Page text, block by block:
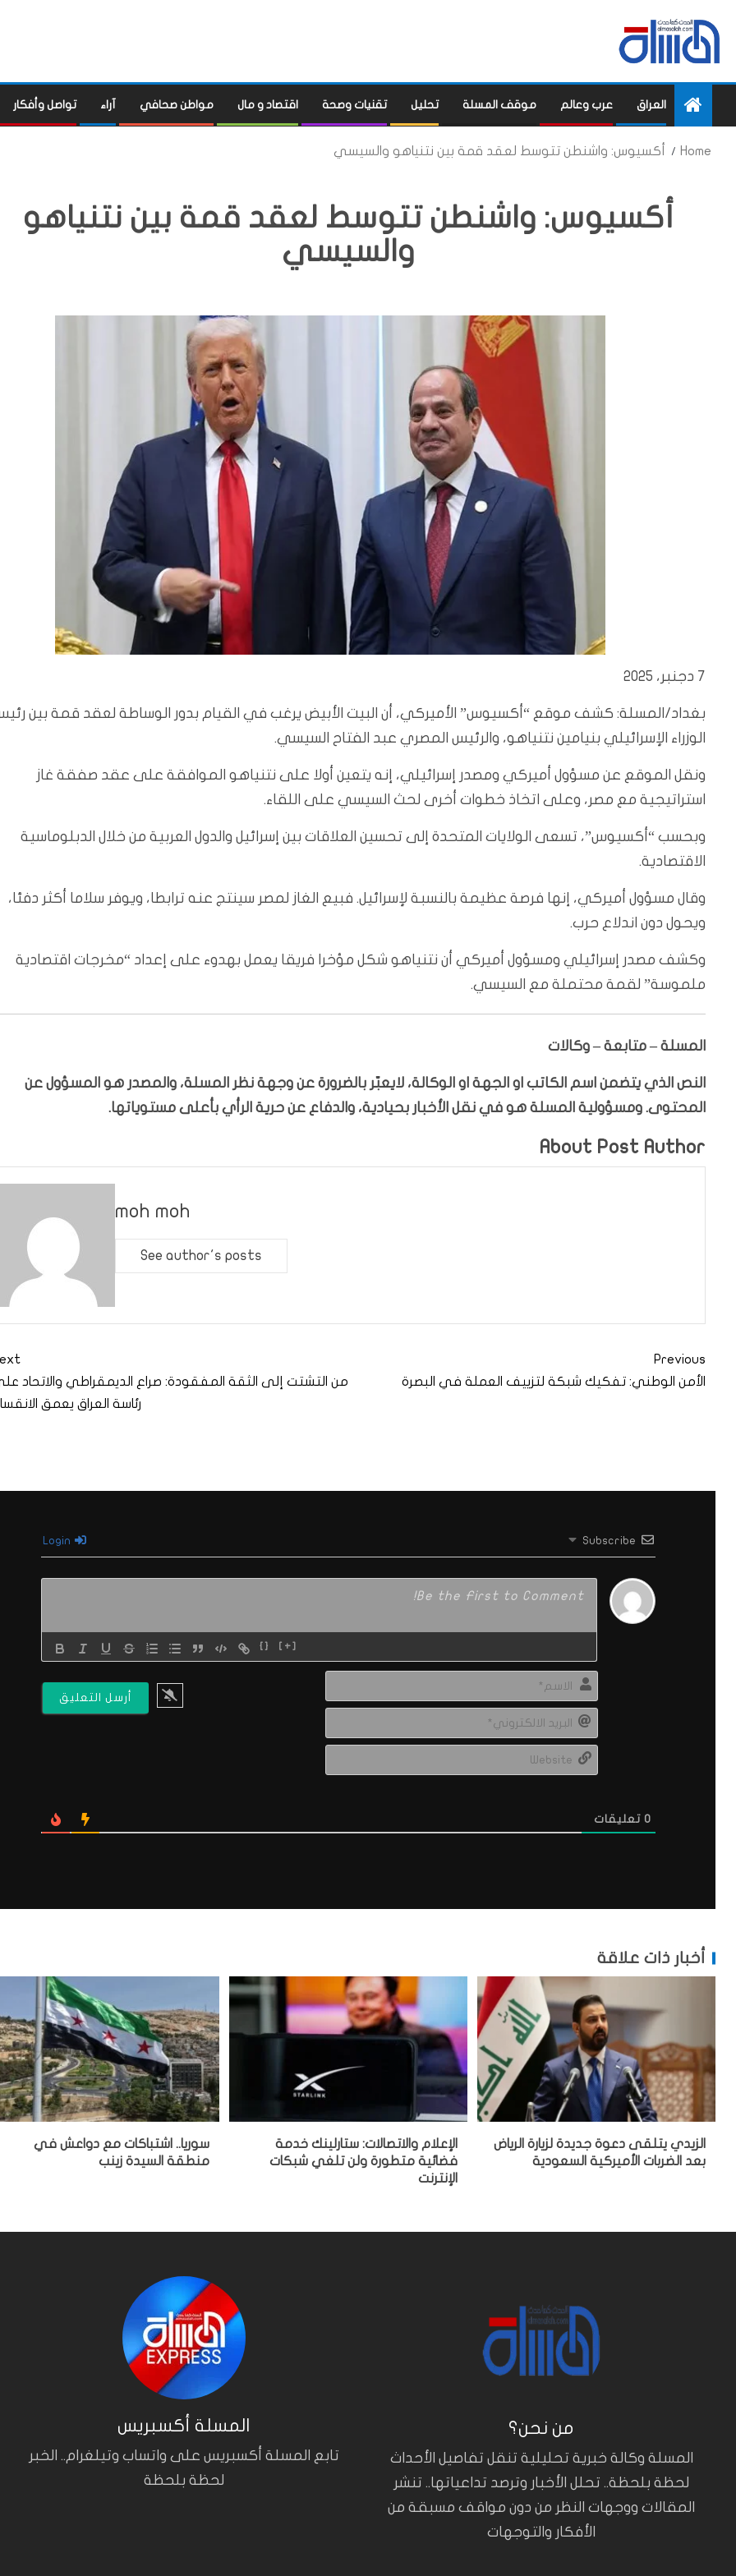
العراق عرب وعالم موقف المسلة تحليل تقنيات وصحة اقتصاد و مال مواطن صحافي آراء تواصل وأفكار
Home أكسيوس: واشنطن تتوسط لعقد قمة بين نتنياهو والسيسي
أكسيوس: واشنطن تتوسط لعقد قمة بين نتنياهو
والسيسي
7 دجنبر، 2025
بغداد/المسلة: كشف موقع “أكسيوس” الأميركي، أن البيت الأبيض يرغب في القيام بدور الوساطة لعقد قمة بين
الوزراء الإسرائيلي بنيامين نتنياهو، والرئيس المصري عبد الفتاح السيسي.
ونقل الموقع عن مسؤول أميركي ومصدر إسرائيلي، إنه يتعين أولا على نتنياهو الموافقة على عقد صفقة غاز
استراتيجية مع مصر، وعلى اتخاذ خطوات أخرى لحث السيسي على اللقاء.
وبحسب “أكسيوس”، تسعى الولايات المتحدة إلى تحسين العلاقات بين إسرائيل والدول العربية من خلال الدبلوماسية
الاقتصادية.
وقال مسؤول أميركي، إنها فرصة عظيمة بالنسبة لإسرائيل. فبيع الغاز لمصر سينتج عنه ترابطا، ويوفر سلاما أكثر دفئا،
ويحول دون اندلاع حرب.
وكشف مصدر إسرائيلي ومسؤول أميركي أن نتنياهو شكل مؤخرا فريقا يعمل بهدوء على إعداد “مخرجات اقتصادية
ملموسة” لقمة محتملة مع السيسي.
المسلة – متابعة – وكالات
النص الذي يتضمن اسم الكاتب او الجهة او الوكالة، لايعبّر بالضرورة عن وجهة نظر المسلة، والمصدر هو المسؤول عن
المحتوى. ومسؤولية المسلة هو في نقل الأخبار بحيادية، والدفاع عن حرية الرأي بأعلى مستوياتها.
About Post Author
moh moh
See author's posts
Previous
الأمن الوطني: تفكيك شبكة لتزييف العملة في البصرة
من التشتت إلى الثقة المفقودة: صراع الديمقراطي والاتحاد
رئاسة العراق يعمق
Subscribe
{} [+]
الاسم*
البريد
Website
0 تعليقات
أخبار ذات علاقة
الزيدي يتلقى دعوة جديدة لزيارة الرياض
بعد الضربات الأميركية السعودية
الإعلام والاتصالات: ستارلينك خدمة
فضائية متطورة ولن تلغي شبكات
الإنترنت
سوريا.. اشتباكات مع دواعش في
منطقة السيدة زينب
المسلة أكسبريس
تابع المسلة أكسبريس على واتساب وتيلغرام.. الخبر
لحظة بلحظة
من نحن؟
المسلة وكالة خبرية تحليلية تنقل تفاصيل الأحداث
لحظة بلحظة.. تحلل الأخبار وترصد تداعياتها.. تنشر
المقالات ووجهات النظر من دون مواقف مسبقة من
الأفكار والتوجهات